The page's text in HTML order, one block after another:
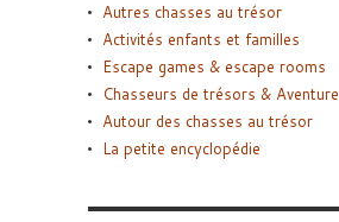
Autres chasses au trésor
Activités enfants et familles
Escape games & escape rooms
Chasseurs de trésors & Aventure
Autour des chasses au trésor
La petite encyclopédie